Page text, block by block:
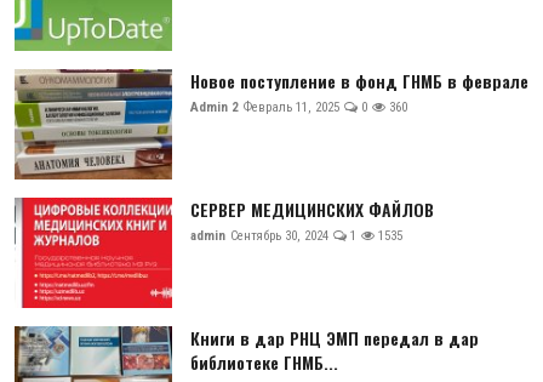
Новое поступление в фонд ГНМБ в феврале
Admin 2 Февраль 11, 2025 0 360
СЕРВЕР МЕДИЦИНСКИХ ФАЙЛОВ
admin Сентябрь 30, 2024 1 1535
Книги в дар РНЦ ЭМП передал в дар
библиотеке ГНМБ...